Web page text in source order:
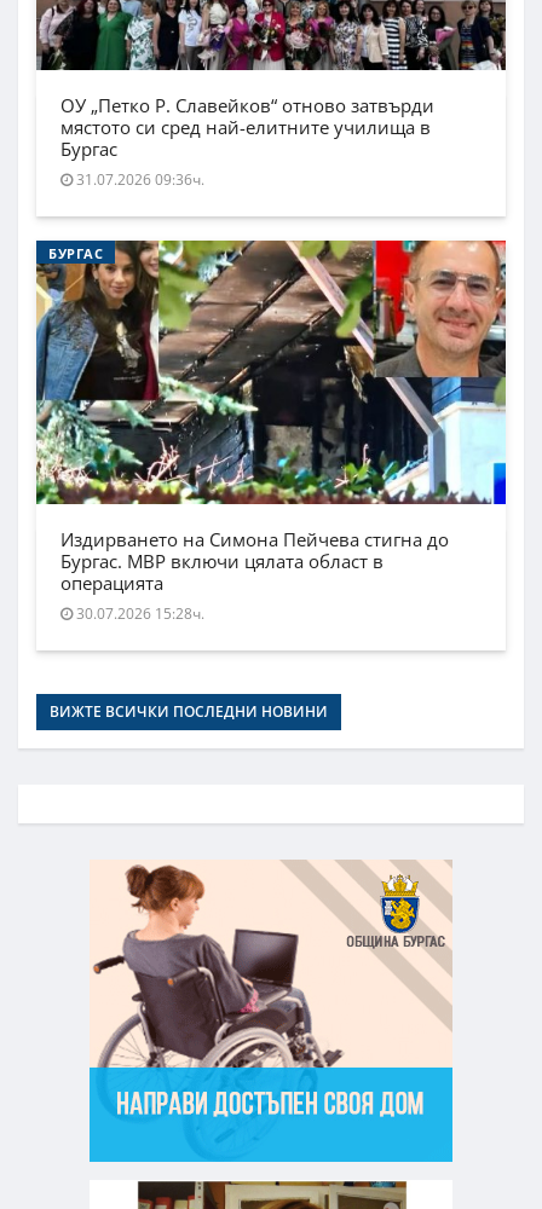
ОУ „Петко Р. Славейков“ отново затвърди
мястото си сред най-елитните училища в
Бургас
31.07.2026 09:36ч.
БУРГАС
Издирването на Симона Пейчева стигна до
Бургас. МВР включи цялата област в
операцията
30.07.2026 15:28ч.
ВИЖТЕ ВСИЧКИ ПОСЛЕДНИ НОВИНИ